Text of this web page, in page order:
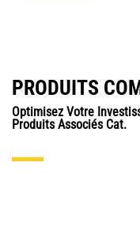
PRODUITS
Optimisez Votre
Produits Associés Cat.